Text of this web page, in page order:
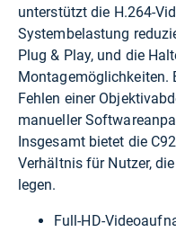
unterstützt die H.264-
Systembelastung
Plug & Play, und die
Montagemöglichkeiten.
Fehlen einer
manueller
Insgesamt bietet die
Verhältnis für Nutzer,
legen.
Full-HD-